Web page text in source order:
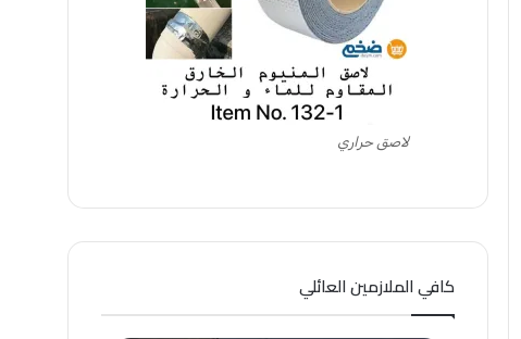
لاصق حراري
كافي الملازمين العائلي